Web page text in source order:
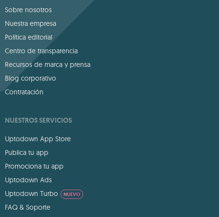
Sobre nosotros
Nuestra empresa
Política editorial
Centro de transparencia
Recursos de marca y prensa
Blog corporativo
Contratación
NUESTROS SERVICIOS
Uptodown App Store
Publica tu app
Promociona tu app
Uptodown Ads
Uptodown Turbo
NUEVO
FAQ & Soporte